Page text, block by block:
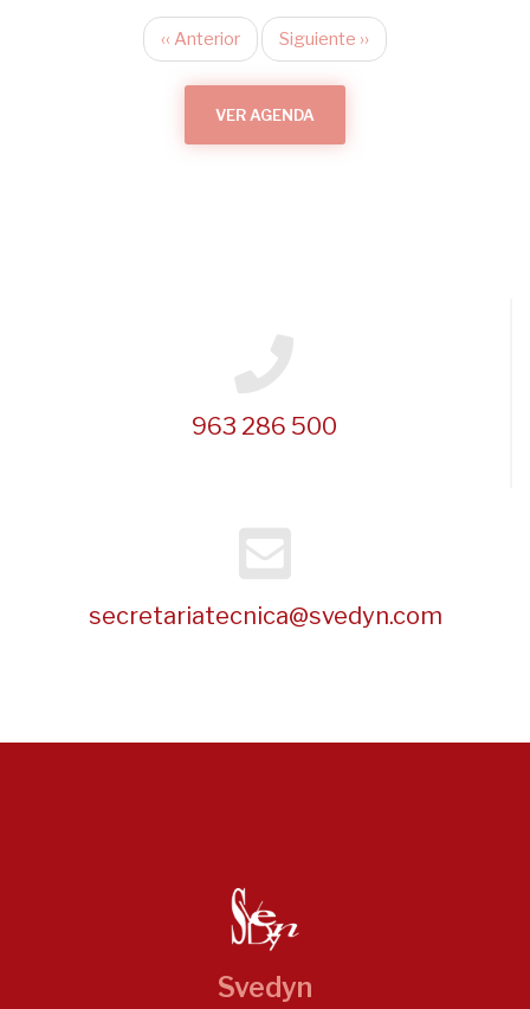
Paginación
‹‹ Anterior Siguiente ››
VER AGENDA
963 286 500
secretariatecnica@svedyn.com
Svedyn